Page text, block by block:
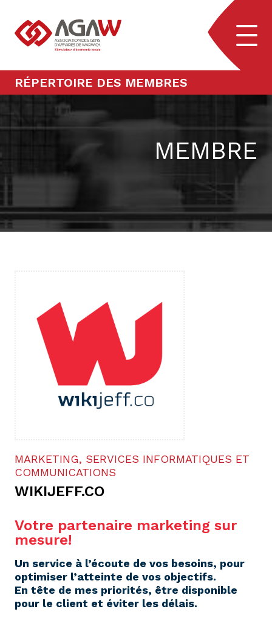
RÉPERTOIRE DES MEMBRES
MEMBRE
MARKETING, SERVICES INFORMATIQUES ET
COMMUNICATIONS
WIKIJEFF.CO
Votre partenaire marketing sur
mesure!
Un service à l’écoute de vos besoins, pour
optimiser l’atteinte de vos objectifs.
En tête de mes priorités, être disponible
pour le client et éviter les délais.